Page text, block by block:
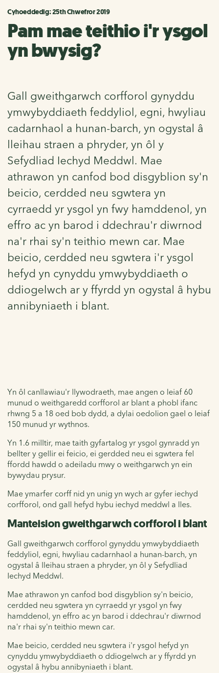
Cyhoeddedig: 25th Chwefror 2019
Pam mae teithio i'r ysgol
yn bwysig?
Gall gweithgarwch corfforol gynyddu
ymwybyddiaeth feddyliol, egni, hwyliau
cadarnhaol a hunan-barch, yn ogystal â
lleihau straen a phryder, yn ôl y
Sefydliad Iechyd Meddwl. Mae
athrawon yn canfod bod disgyblion sy'n
beicio, cerdded neu sgwtera yn
cyrraedd yr ysgol yn fwy hamddenol, yn
effro ac yn barod i ddechrau'r diwrnod
na'r rhai sy'n teithio mewn car. Mae
beicio, cerdded neu sgwtera i'r ysgol
hefyd yn cynyddu ymwybyddiaeth o
ddiogelwch ar y ffyrdd yn ogystal â hybu
annibyniaeth i blant.
Yn ôl canllawiau'r llywodraeth, mae angen o leiaf 60
munud o weithgaredd corfforol ar blant a phobl ifanc
rhwng 5 a 18 oed bob dydd, a dylai oedolion gael o leiaf
150 munud yr wythnos.
Yn 1.6 milltir, mae taith gyfartalog yr ysgol gynradd yn
bellter y gellir ei feicio, ei gerdded neu ei sgwtera fel
ffordd hawdd o adeiladu mwy o weithgarwch yn ein
bywydau prysur.
Mae ymarfer corff nid yn unig yn wych ar gyfer iechyd
corfforol, ond gall hefyd hybu iechyd meddwl a lles.
Manteision gweithgarwch corfforol i blant
Gall gweithgarwch corfforol gynyddu ymwybyddiaeth
feddyliol, egni, hwyliau cadarnhaol a hunan-barch, yn
ogystal â lleihau straen a phryder, yn ôl y Sefydliad
Iechyd Meddwl.
Mae athrawon yn canfod bod disgyblion sy'n beicio,
cerdded neu sgwtera yn cyrraedd yr ysgol yn fwy
hamddenol, yn effro ac yn barod i ddechrau'r diwrnod
na'r rhai sy'n teithio mewn car.
Mae beicio, cerdded neu sgwtera i'r ysgol hefyd yn
cynyddu ymwybyddiaeth o ddiogelwch ar y ffyrdd yn
ogystal â hybu annibyniaeth i blant.